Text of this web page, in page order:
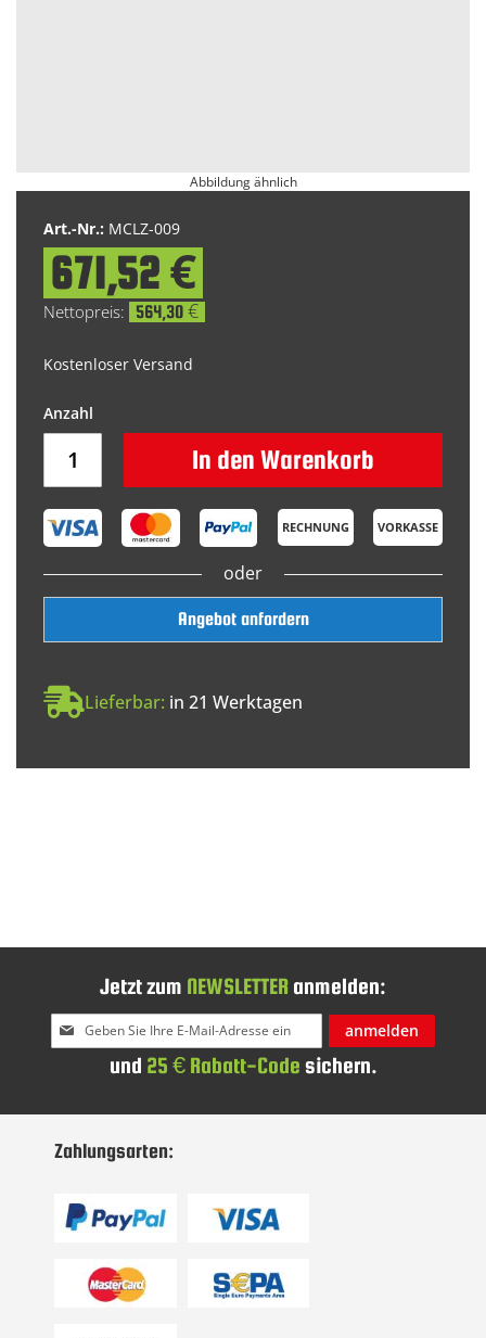
Art.-Nr.: MCLZ-009
671,52 €
564,30 €
Kostenloser Versand
In den Warenkorb
RECHNUNG VORKASSE
oder
Angebot anfordern
Lieferbar: in 21 Werktagen
Abbildung ähnlich
Anfang
Bildgalerie
springen
Jetzt zum NEWSLETTER anmelden:
Melden
Sie
an:
anmelden
und 25 € Rabatt-Code sichern.
Zahlungsarten: